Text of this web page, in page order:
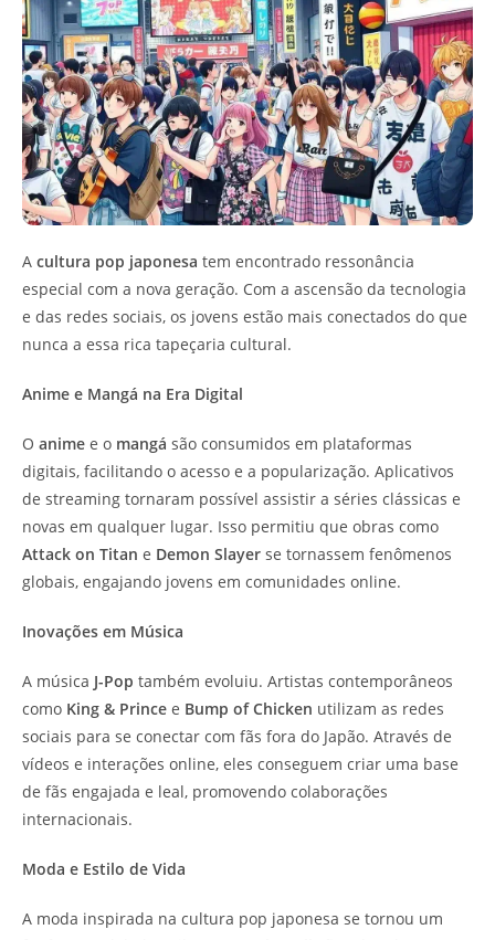
A cultura pop japonesa tem encontrado ressonância
especial com a nova geração. Com a ascensão da tecnologia
e das redes sociais, os jovens estão mais conectados do que
nunca a essa rica tapeçaria cultural.
Anime e Mangá na Era Digital
O anime e o mangá são consumidos em plataformas
digitais, facilitando o acesso e a popularização. Aplicativos
de streaming tornaram possível assistir a séries clássicas e
novas em qualquer lugar. Isso permitiu que obras como
Attack on Titan e Demon Slayer se tornassem fenômenos
globais, engajando jovens em comunidades online.
Inovações em Música
A música J-Pop também evoluiu. Artistas contemporâneos
como King & Prince e Bump of Chicken utilizam as redes
sociais para se conectar com fãs fora do Japão. Através de
vídeos e interações online, eles conseguem criar uma base
de fãs engajada e leal, promovendo colaborações
internacionais.
Moda e Estilo de Vida
A moda inspirada na cultura pop japonesa se tornou um